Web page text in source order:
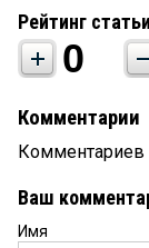
Рейтинг статьи
0
Комментарии
Комментариев
Ваш
Имя